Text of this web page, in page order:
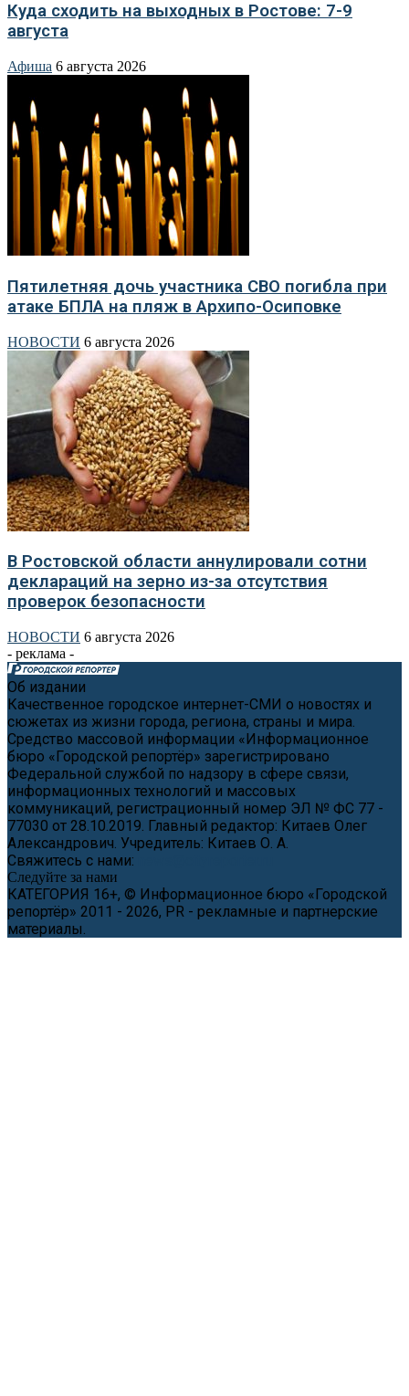
Куда сходить на выходных в Ростове: 7-9
августа
Афиша 6 августа 2026
Пятилетняя дочь участника СВО погибла при
атаке БПЛА на пляж в Архипо-Осиповке
НОВОСТИ 6 августа 2026
В Ростовской области аннулировали сотни
деклараций на зерно из-за отсутствия
проверок безопасности
НОВОСТИ 6 августа 2026
- реклама -
Об издании
Качественное городское интернет-СМИ о новостях и
сюжетах из жизни города, региона, страны и мира.
Средство массовой информации «Информационное
бюро «Городской репортёр» зарегистрировано
Федеральной службой по надзору в сфере связи,
информационных технологий и массовых
коммуникаций, регистрационный номер ЭЛ № ФС 77 -
77030 от 28.10.2019. Главный редактор: Китаев Олег
Александрович. Учредитель: Китаев О. А.
Свяжитесь с нами:
Следуйте за нами
КАТЕГОРИЯ 16+, © Информационное бюро «Городской
репортёр» 2011 - 2026, PR - рекламные и партнерские
материалы.